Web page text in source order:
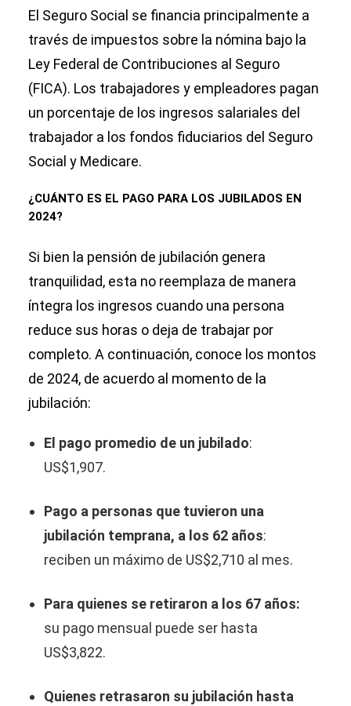
El Seguro Social se financia principalmente a
través de impuestos sobre la nómina bajo la
Ley Federal de Contribuciones al Seguro
(FICA). Los trabajadores y empleadores pagan
un porcentaje de los ingresos salariales del
trabajador a los fondos fiduciarios del Seguro
Social y Medicare.
¿CUÁNTO ES EL PAGO PARA LOS JUBILADOS EN
2024?
Si bien la pensión de jubilación genera
tranquilidad, esta no reemplaza de manera
íntegra los ingresos cuando una persona
reduce sus horas o deja de trabajar por
completo. A continuación, conoce los montos
de 2024, de acuerdo al momento de la
jubilación:
El pago promedio de un jubilado:
US$1,907.
Pago a personas que tuvieron una
jubilación temprana, a los 62 años:
reciben un máximo de US$2,710 al mes.
Para quienes se retiraron a los 67 años:
su pago mensual puede ser hasta
US$3,822.
Quienes retrasaron su jubilación hasta